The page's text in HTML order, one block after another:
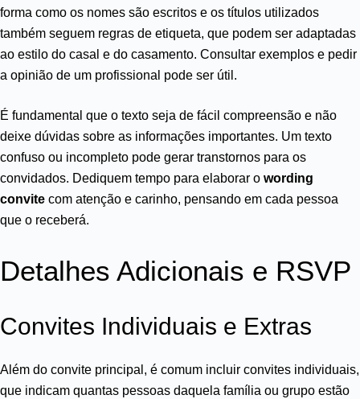
forma como os nomes são escritos e os títulos utilizados
também seguem regras de etiqueta, que podem ser adaptadas
ao estilo do casal e do casamento. Consultar exemplos e pedir
a opinião de um profissional pode ser útil.
É fundamental que o texto seja de fácil compreensão e não
deixe dúvidas sobre as informações importantes. Um texto
confuso ou incompleto pode gerar transtornos para os
convidados. Dediquem tempo para elaborar o wording
convite com atenção e carinho, pensando em cada pessoa
que o receberá.
Detalhes Adicionais e RSVP
Convites Individuais e Extras
Além do convite principal, é comum incluir convites individuais,
que indicam quantas pessoas daquela família ou grupo estão